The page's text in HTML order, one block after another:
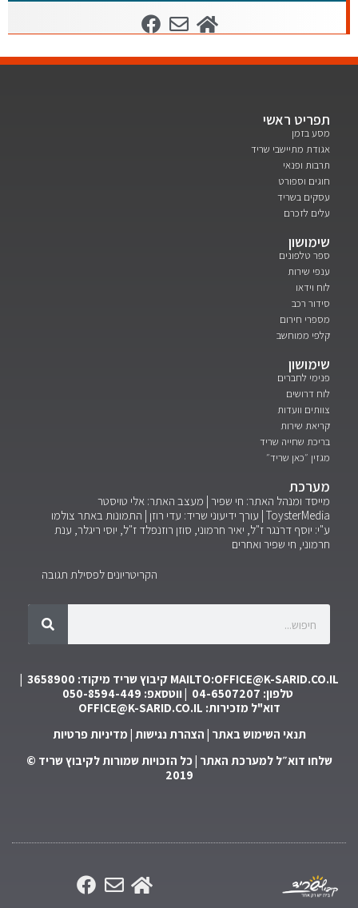
תפריט ראשי
מסע בזמן
אגודת מתיישבי שריד
תרבות ופנאי
חוגים וספורט
עסקים בשריד
עלים לזכרם
שימושון
ספר טלפונים
ענפי שירות
לוח וידאו
סידור רכב
מספרי חירום
קלפי ממוחשב
שימושון
פנימי לחברים
לוח דרושים
צוותים וועדות
קריאת שירות
בריכת שחייה שריד
מגזין ״כאן שריד״
מערכת
מייסד ומנהל האתר: חי שפיר | מעצב האתר: אלי טויסטר
ToysterMedia | עורך ידיעוני שריד: עדי רוזן | התמונות באתר צולמו
ע"י: יוסף דרנגר ז"ל, יאיר חרמוני, סוזן רוזנפלד ז"ל, יוסי ריגלר, ענת
חרמוני, חי שפיר ואחרים
הקריטריונים לפסילת תגובה
MAILTO:OFFICE@K-SARID.CO.IL
טלפון: 04-6507207 | ווטסאפ: 050-8594-449
דוא"ל מזכירות: OFFICE@K-SARID.CO.IL
תנאי השימוש באתר הצהרת נגישות מדיניות פרטיות
שלחו דוא״ל למערכת האתר | כל הזכויות שמורות לקיבוץ שריד ©
2019